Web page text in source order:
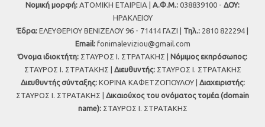
Νομική μορφή: ΑΤΟΜΙΚΗ ΕΤΑΙΡΕΙΑ | Α.Φ.Μ.: 038839100 - ΔΟΥ:
ΗΡΑΚΛΕΙΟΥ
Έδρα: ΕΛΕΥΘΕΡΙΟΥ ΒΕΝΙΖΕΛΟΥ 96 - 71414 ΓΑΖΙ | Τηλ.: 2810 822294 |
Εmail: fonimaleviziou@gmail.com
Όνομα ιδιοκτήτη: ΣΤΑΥΡΟΣ Ι. ΣΤΡΑΤΑΚΗΣ | Νόμιμος εκπρόσωπος:
ΣΤΑΥΡΟΣ Ι. ΣΤΡΑΤΑΚΗΣ | Διευθυντής:ΣΤΑΥΡΟΣ Ι. ΣΤΡΑΤΑΚΗΣ
Διευθυντής σύνταξης:ΚΟΡΙΝΑ ΚΑΦΕΤΖΟΠΟΥΛΟΥ | Διαχειριστής:
ΣΤΑΥΡΟΣ Ι. ΣΤΡΑΤΑΚΗΣ | Δικαιούχος του ονόματος τομέα (domain
name):ΣΤΑΥΡΟΣ Ι. ΣΤΡΑΤΑΚΗΣ